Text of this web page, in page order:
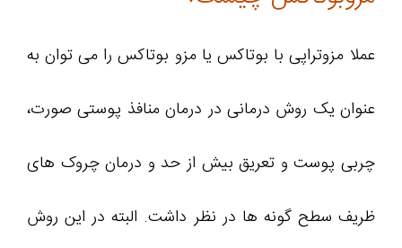
عملا مزوتراپی با بوتاکس یا مزو بوتاکس را می توان به
عنوان یک روش درمانی در درمان منافذ پوستی صورت،
چربی پوست و تعریق بیش از حد و درمان چروک های
ظریف سطح گونه ها در نظر داشت. البته در این روش